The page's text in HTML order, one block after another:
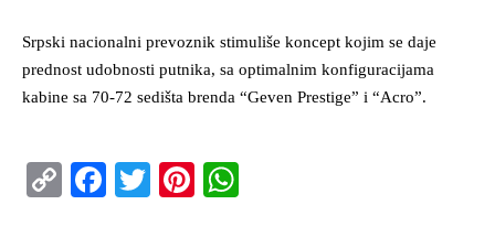
Srpski nacionalni prevoznik stimuliše koncept kojim se daje
prednost udobnosti putnika, sa optimalnim konfiguracijama
kabine sa 70-72 sedišta brenda “Geven Prestige” i “Acro”.
CopyFacebook
TwitterPinterest